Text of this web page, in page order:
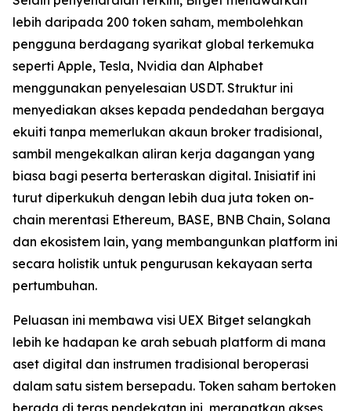
lebih daripada 200 token saham, membolehkan
pengguna berdagang syarikat global terkemuka
seperti Apple, Tesla, Nvidia dan Alphabet
menggunakan penyelesaian USDT. Struktur ini
menyediakan akses kepada pendedahan bergaya
ekuiti tanpa memerlukan akaun broker tradisional,
sambil mengekalkan aliran kerja dagangan yang
biasa bagi peserta berteraskan digital. Inisiatif ini
turut diperkukuh dengan lebih dua juta token on-
chain merentasi Ethereum, BASE, BNB Chain, Solana
dan ekosistem lain, yang membangunkan platform ini
secara holistik untuk pengurusan kekayaan serta
pertumbuhan.
Peluasan ini membawa visi UEX Bitget selangkah
lebih ke hadapan ke arah sebuah platform di mana
aset digital dan instrumen tradisional beroperasi
dalam satu sistem bersepadu. Token saham bertoken
berada di teras pendekatan ini, merapatkan akses